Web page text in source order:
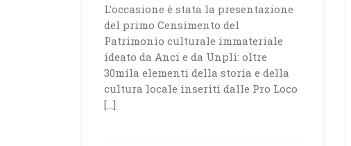
L’occasione è stata la presentazione
del primo Censimento del
Patrimonio culturale immateriale
ideato da Anci e da Unpli: oltre
30mila elementi della storia e della
cultura locale inseriti dalle Pro Loco
[…]